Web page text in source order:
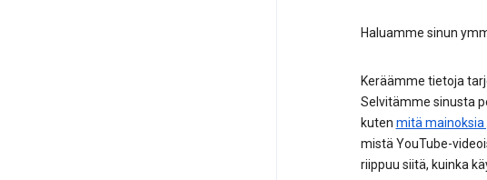
Haluamme sinun
Keräämme tietoja
Selvitämme sinusta
kuten mitä
mistä YouTube-
riippuu siitä, kuinka